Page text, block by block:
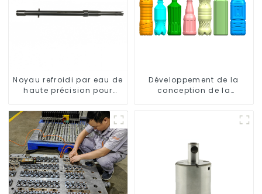
Noyau refroidi par eau de
haute précision pour
bouteille en PET
Développement de la
conception de la